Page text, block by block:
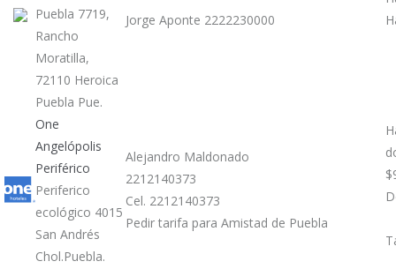
Puebla 7719,
Rancho
Moratilla,
72110 Heroica
Puebla Pue.
Jorge Aponte 2222230000
One
Angelópolis
Periférico
Periferico
ecológico 4015
San Andrés
Chol.Puebla.
Alejandro Maldonado
2212140373
Cel. 2212140373
Pedir tarifa para Amistad de Puebla